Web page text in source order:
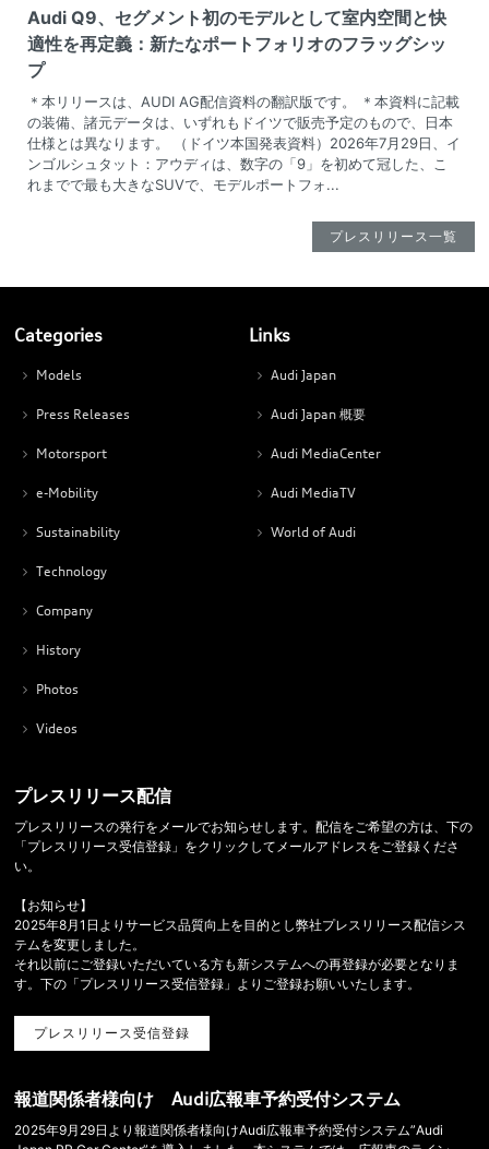
Audi Q9、セグメント初のモデルとして室内空間と快
適性を再定義：新たなポートフォリオのフラッグシッ
プ
＊本リリースは、AUDI AG配信資料の翻訳版です。 ＊本資料に記載
の装備、諸元データは、いずれもドイツで販売予定のもので、日本
仕様とは異なります。 （ドイツ本国発表資料）2026年7月29日、イ
ンゴルシュタット：アウディは、数字の「9」を初めて冠した、こ
れまでで最も大きなSUVで、モデルポートフォ...
プレスリリース一覧
Categories
Models
Press Releases
Motorsport
e-Mobility
Sustainability
Technology
Company
History
Photos
Videos
Links
Audi Japan
Audi Japan 概要
Audi MediaCenter
Audi MediaTV
World of Audi
プレスリリース配信
プレスリリースの発行をメールでお知らせします。配信をご希望の方は、下の
「プレスリリース受信登録」をクリックしてメールアドレスをご登録くださ
い。
【お知らせ】
2025年8月1日よりサービス品質向上を目的とし弊社プレスリリース配信シス
テムを変更しました。
それ以前にご登録いただいている方も新システムへの再登録が必要となりま
す。下の「プレスリリース受信登録」よりご登録お願いいたします。
プレスリリース受信登録
報道関係者様向け Audi広報車予約受付システム
2025年9月29日より報道関係者様向けAudi広報車予約受付システム”Audi